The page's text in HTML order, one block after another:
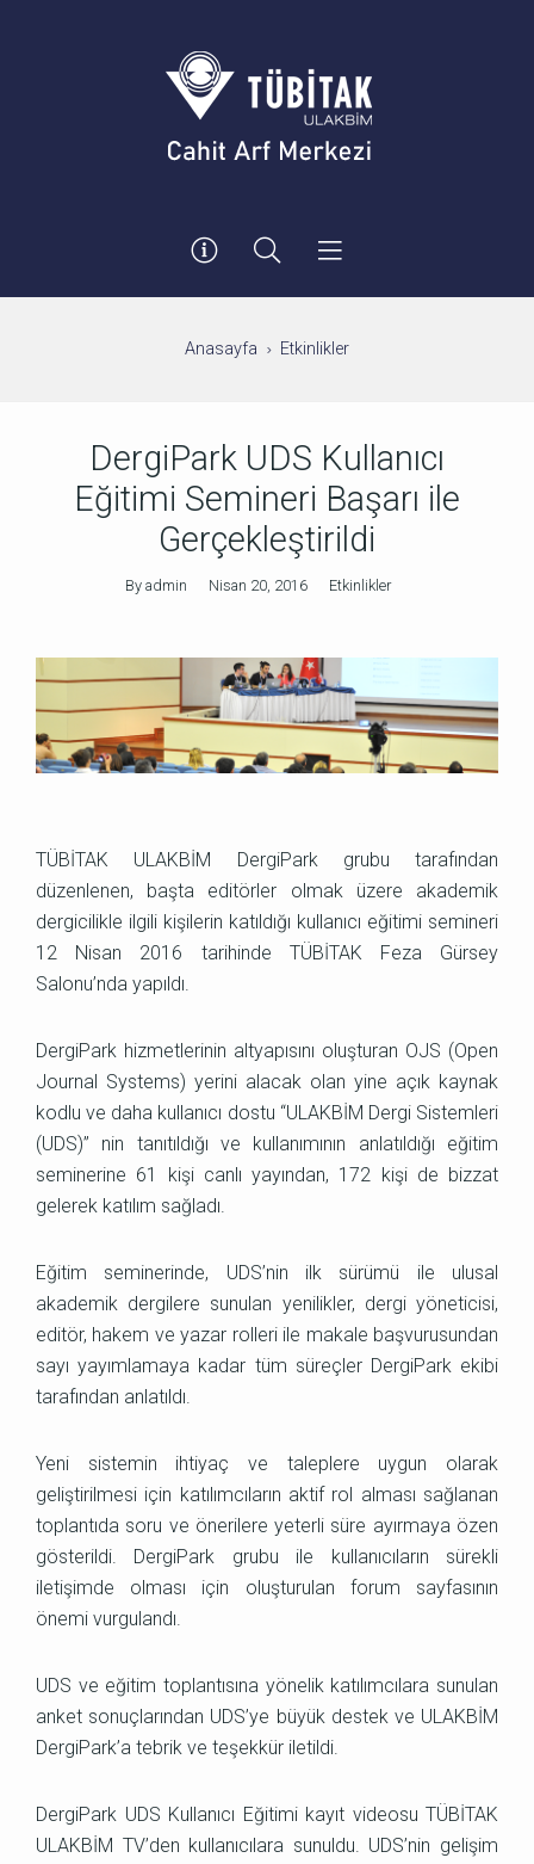
Anasayfa Etkinlikler
DergiPark UDS Kullanıcı
Eğitimi Semineri Başarı ile
Gerçekleştirildi
By admin Nisan 20, 2016 Etkinlikler
TÜBİTAK ULAKBİM DergiPark grubu tarafından
düzenlenen, başta editörler olmak üzere akademik
dergicilikle ilgili kişilerin katıldığı kullanıcı eğitimi semineri
12 Nisan 2016 tarihinde TÜBİTAK Feza Gürsey
Salonu’nda yapıldı.
DergiPark hizmetlerinin altyapısını oluşturan OJS (Open
Journal Systems) yerini alacak olan yine açık kaynak
kodlu ve daha kullanıcı dostu “ULAKBİM Dergi Sistemleri
(UDS)” nin tanıtıldığı ve kullanımının anlatıldığı eğitim
seminerine 61 kişi canlı yayından, 172 kişi de bizzat
gelerek katılım sağladı.
Eğitim seminerinde, UDS’nin ilk sürümü ile ulusal
akademik dergilere sunulan yenilikler, dergi yöneticisi,
editör, hakem ve yazar rolleri ile makale başvurusundan
sayı yayımlamaya kadar tüm süreçler DergiPark ekibi
tarafından anlatıldı.
Yeni sistemin ihtiyaç ve taleplere uygun olarak
geliştirilmesi için katılımcıların aktif rol alması sağlanan
toplantıda soru ve önerilere yeterli süre ayırmaya özen
gösterildi. DergiPark grubu ile kullanıcıların sürekli
iletişimde olması için oluşturulan forum sayfasının
önemi vurgulandı.
UDS ve eğitim toplantısına yönelik katılımcılara sunulan
anket sonuçlarından UDS’ye büyük destek ve ULAKBİM
DergiPark’a tebrik ve teşekkür iletildi.
DergiPark UDS Kullanıcı Eğitimi kayıt videosu TÜBİTAK
ULAKBİM TV’den kullanıcılara sunuldu. UDS’nin gelişim